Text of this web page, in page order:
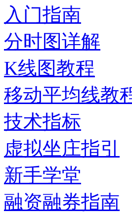
入门指南
分时图详解
K线图教程
移动平均线教
技术指标
虚拟坐庄指引
新手学堂
融资融券指南